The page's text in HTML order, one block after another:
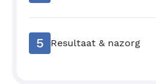
5 Resultaat & nazorg